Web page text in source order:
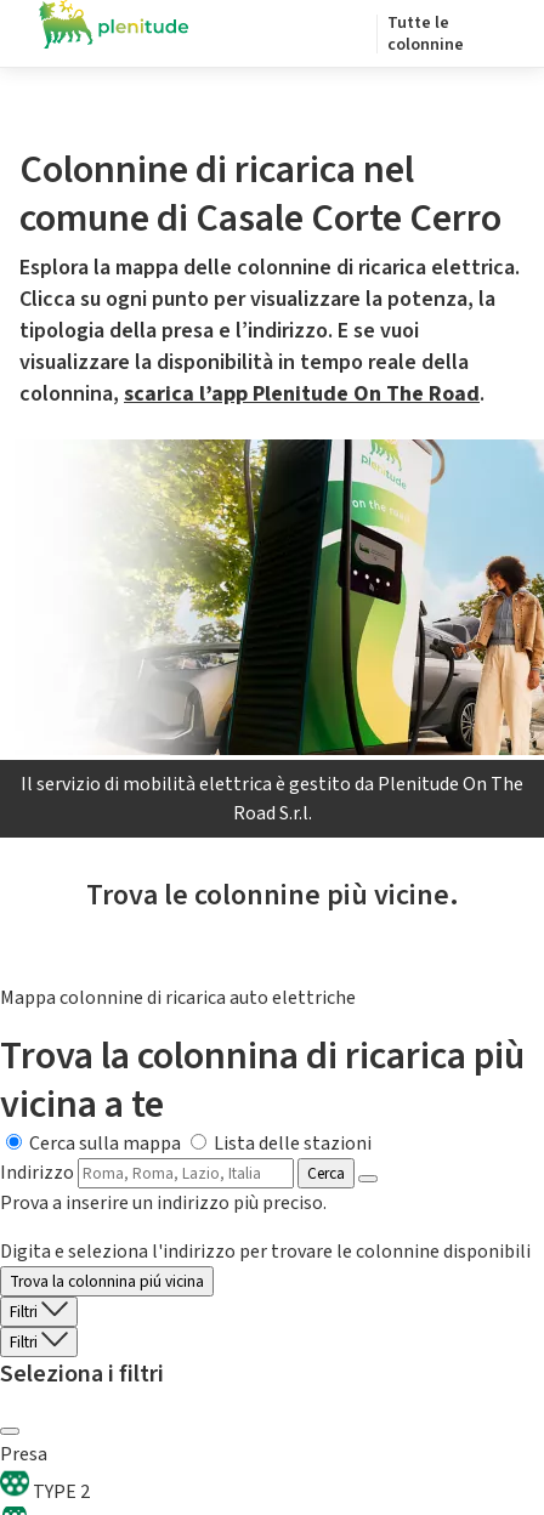
Tutte le
colonnine
Colonnine di ricarica nel
comune di Casale Corte Cerro
Esplora la mappa delle colonnine di ricarica elettrica.
Clicca su ogni punto per visualizzare la potenza, la
tipologia della presa e l’indirizzo. E se vuoi
visualizzare la disponibilità in tempo reale della
colonnina, scarica l’app Plenitude On The Road.
Il servizio di mobilità elettrica è gestito da Plenitude On The
Road S.r.l.
Trova le colonnine più vicine.
Mappa colonnine di ricarica auto elettriche
Trova la colonnina di ricarica più
vicina a te
Cerca sulla mappa
Lista delle stazioni
Indirizzo
Cerca
Prova a inserire un indirizzo più preciso.
Digita e seleziona l'indirizzo per trovare le colonnine disponibili
Trova la colonnina piú vicina
Filtri
Filtri
Seleziona i filtri
Presa
TYPE 2